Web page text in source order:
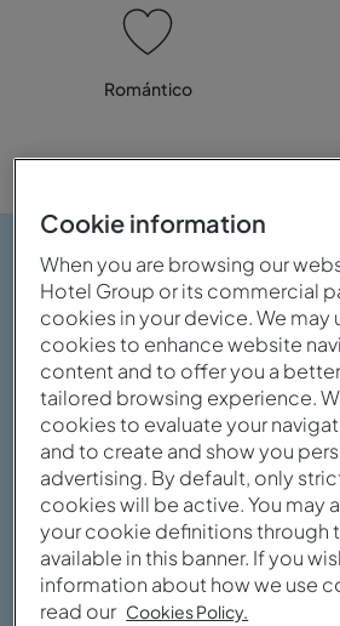
Romántico
Cookie information
When you are browsing our
Hotel Group or its commercial
cookies in your device. We may
cookies to enhance website
content and to offer you a
tailored browsing experience.
cookies to evaluate your
and to create and show you
advertising. By default, only
cookies will be active. You may
your cookie definitions through
available in this banner. If you
information about how we use
read our Cookies Policy.